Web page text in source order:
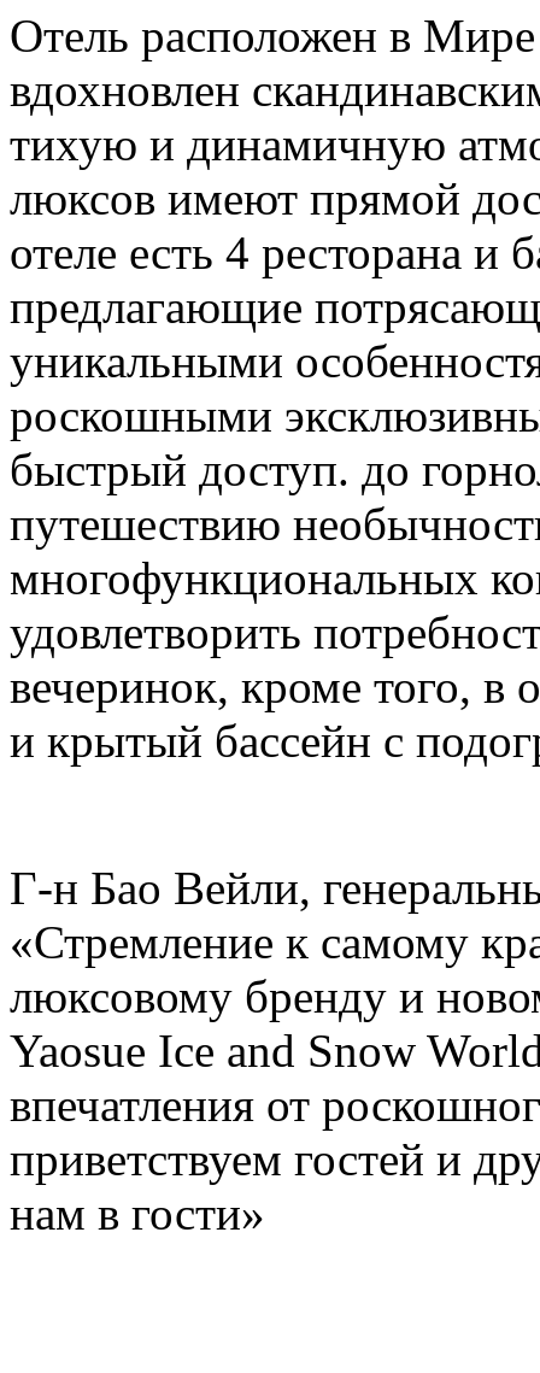
Отель расположен в
вдохновлен
тихую и динамичную
люксов имеют прямой
отеле есть 4 ресторана и
предлагающие
уникальными
роскошными
быстрый доступ. до
путешествию
многофункциональных
удовлетворить
вечеринок, кроме того, в
и крытый бассейн с
Г-н Бао Вейли,
«Стремление к самому
люксовому бренду и
Yaosue Ice and Snow
впечатления от
приветствуем гостей и
нам в гости»